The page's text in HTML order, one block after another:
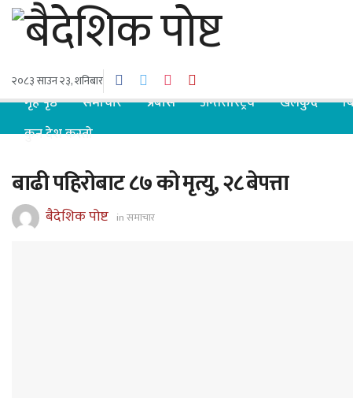
२०८३ साउन २३, शनिबार
गृह पृष्ठ समाचार प्रबास अन्तरास्ट्रिय खेलकुद
कुन देश कस्तो
बाढी पहिरोबाट ८७ को मृत्यु, २८ बेपत्ता
बैदेशिक पोष्ट inसमाचार